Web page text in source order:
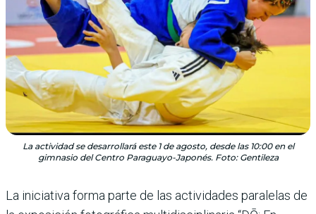
La actividad se desarrollará este 1 de agosto, desde las 10:00 en el
gimnasio del Centro Paraguayo-Japonés. Foto: Gentileza
La iniciativa forma parte de las actividades paralelas de